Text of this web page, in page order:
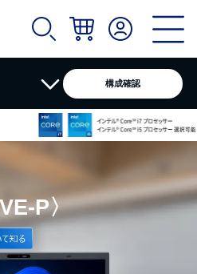
構成確認
P〉